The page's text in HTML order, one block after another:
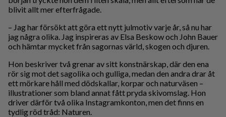
blivit allt mer efterfrågade.
– Jag har försökt att göra ett nytt julmotiv varje år, så nu har
jag några olika. Jag inspireras av Elsa Beskow och John Bauer
och hämtar mycket från sagornas värld, skogen och djuren.
Hon beskriver två grenar av sitt konstnärskap, där den ena
rör sig mot det sagolika och gulliga, medan den andra drar åt
ett mörkare håll med dödskallar, korpar och naturväsen –
illustrationer som bland annat fått pryda skivomslag. Hon
driver därför två olika Instagramkonton, men det finns en
tydlig röd tråd: Naturen.